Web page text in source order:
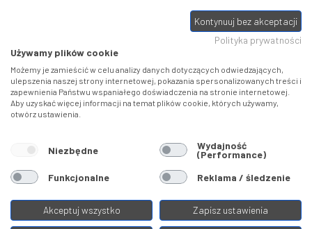
swój bon" na towary z oferty VELO, aktualnie dostępnej na stronie
, w ramach sprzedaży premiowej. Dowiedz się jak
stronie promocji. Prezentowana wartość
eBonu uwzględnia fakt wyrażenia - w procesie rejestracji w Panelu
klienta- zgody na otrzymywanie drogą mailową informacji handlowo-
marketingowe, np. newsletter rowerowy. W przypadku braku zgody
wartość eBonu zostanie obniżona o 10 zł.
Pamiętaj, że eBony za produkty SIDI dotyczą zakupów w sklepach
SIDI Center, produkty Castelli zakupów w placówkach tworzących
Castelli Center.
Kontynuuj bez akceptacji
Polityka prywatności
Używamy plików cookie
Możemy je zamieścić w celu analizy danych dotyczących odwiedzających,
ulepszenia naszej strony internetowej, pokazania spersonalizowanych treści i
zapewnienia Państwu wspaniałego doświadczenia na stronie internetowej.
Aby uzyskać więcej informacji na temat plików cookie, których używamy,
otwórz ustawienia.
Niezbędne Wydajność
(Performance)
Funkcjonalne
Reklama / śledzenie
Akceptuj wszystko Zapisz ustawienia